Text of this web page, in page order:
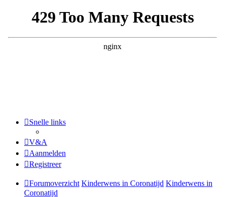
Snelle links
V&A
Aanmelden
Registreer
Forumoverzicht Kinderwens in Coronatijd Kinderwens in
Coronatijd